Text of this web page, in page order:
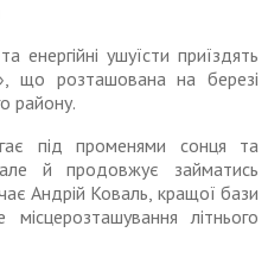
енергійні ушуїсти приїздять
що розташована на березі
району.
під променями сонця та
але й продовжує займатись
Андрій Коваль, кращої бази
літнього